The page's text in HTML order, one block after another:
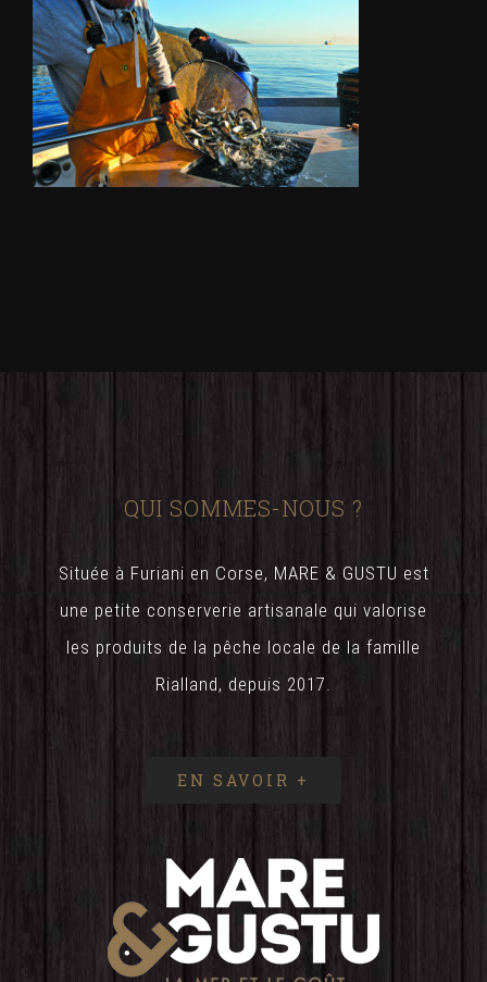
QUI SOMMES-NOUS ?
Située à Furiani en Corse, MARE & GUSTU est
une petite conserverie artisanale qui valorise
les produits de la pêche locale de la famille
Rialland, depuis 2017.
EN SAVOIR +